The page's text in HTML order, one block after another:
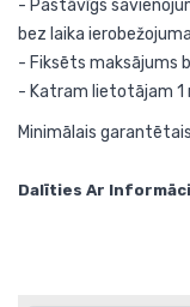
- Pastāvīgs
bez laika
- Fiksēts maksājums
- Katram lietotājam 1
Minimālais
Dalīties Ar